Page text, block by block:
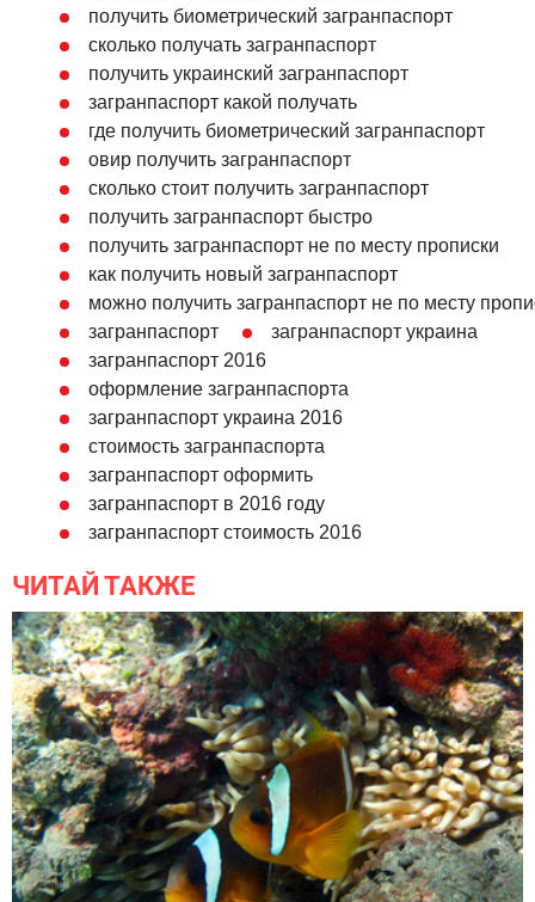
получить биометрический загранпаспорт
сколько получать загранпаспорт
получить украинский загранпаспорт
загранпаспорт какой получать
где получить биометрический загранпаспорт
овир получить загранпаспорт
сколько стоит получить загранпаспорт
получить загранпаспорт быстро
получить загранпаспорт не по месту прописки
как получить новый загранпаспорт
можно получить загранпаспорт не по месту
загранпаспорт
загранпаспорт украина
загранпаспорт 2016
оформление загранпаспорта
загранпаспорт украина 2016
стоимость загранпаспорта
загранпаспорт оформить
загранпаспорт в 2016 году
загранпаспорт стоимость 2016
ЧИТАЙ ТАКЖЕ